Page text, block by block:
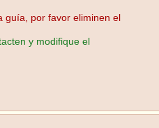
guía, por favor eliminen el
y modifique el